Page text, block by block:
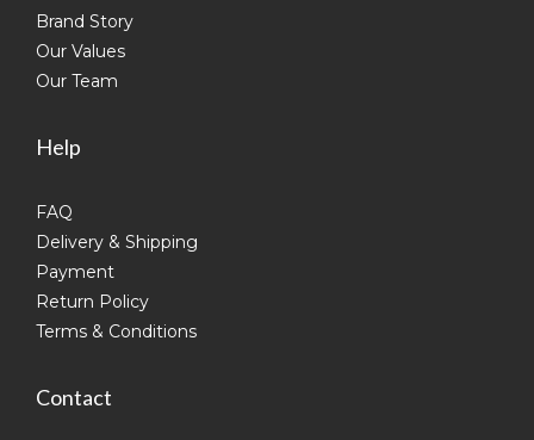
Brand Story
Our Values
Our Team
Help
FAQ
Delivery & Shipping
Payment
Return Policy
Terms & Conditions
Contact